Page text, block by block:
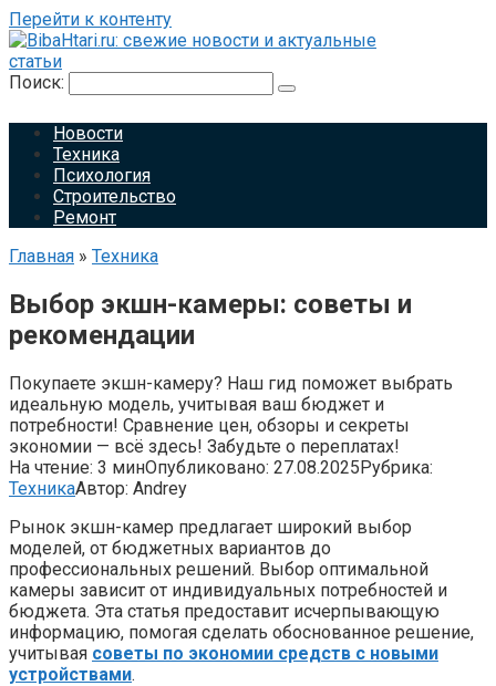
Перейти к контенту
Поиск:
Новости
Техника
Психология
Строительство
Ремонт
Главная » Техника
Выбор экшн-камеры: советы и
рекомендации
Покупаете экшн-камеру? Наш гид поможет выбрать
идеальную модель, учитывая ваш бюджет и
потребности! Сравнение цен, обзоры и секреты
экономии — всё здесь! Забудьте о переплатах!
На чтение: 3 минОпубликовано: 27.08.2025Рубрика:
ТехникаАвтор: Andrey
Рынок экшн-камер предлагает широкий выбор
моделей, от бюджетных вариантов до
профессиональных решений. Выбор оптимальной
камеры зависит от индивидуальных потребностей и
бюджета. Эта статья предоставит исчерпывающую
информацию, помогая сделать обоснованное решение,
учитывая советы по экономии средств с новыми
устройствами.